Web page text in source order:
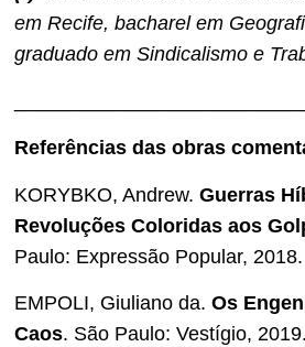
em Recife, bacharel em
graduado em Sindicalismo e
Referências das obras
KORYBKO, Andrew. Guerras
Revoluções Coloridas aos
Paulo: Expressão Popular, 2018.
EMPOLI, Giuliano da. Os
Caos. São Paulo: Vestígio, 2019.